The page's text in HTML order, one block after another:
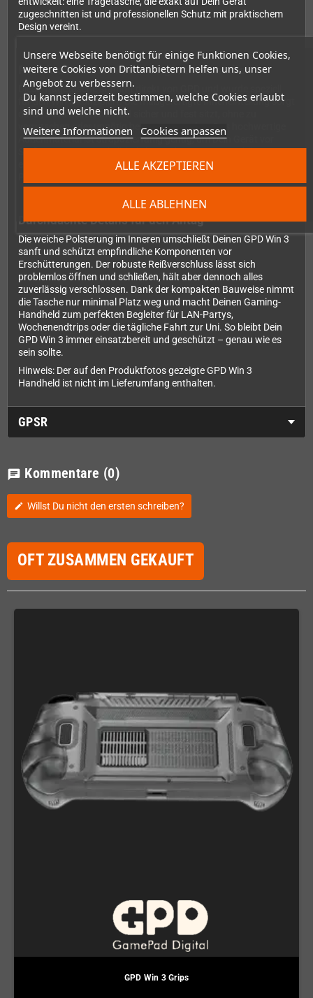
Unsere Webseite benötigt für einige Funktionen Cookies,
weitere Cookies von Drittanbietern helfen uns, unser
Angebot zu verbessern.
Du kannst jederzeit bestimmen, welche Cookies erlaubt
sind und welche nicht.
Weitere Informationen Cookies anpassen
ALLE ABLEHNEN
ALLE AKZEPTIEREN
zugeschnitten ist und professionellen Schutz mit praktischem
Design vereint.
Perfekte Passform vom Original-Hersteller
Diese Tragetasche stammt direkt von GPD und wurde speziell
für den Win 3 konzipiert. Die maßgefertigte Inneneinteilung sorgt
dafür, dass Dein Handheld sicher und fest sitzt, ohne zu
verrutschen oder unnötig bewegt zu werden. Das hochwertige
Außenmaterial ist strapazierfähig genug, um Dein Gerät vor
Stößen, Kratzern und alltäglichen Belastungen zu schützen –
egal ob Du ihn im Rucksack, in der Handtasche oder beim
Durchdachte Details für den Alltag
Die weiche Polsterung im Inneren umschließt Deinen GPD Win 3
sanft und schützt empfindliche Komponenten vor
Erschütterungen. Der robuste Reißverschluss lässt sich
problemlos öffnen und schließen, hält aber dennoch alles
zuverlässig verschlossen. Dank der kompakten Bauweise nimmt
die Tasche nur minimal Platz weg und macht Deinen Gaming-
Handheld zum perfekten Begleiter für LAN-Partys,
Wochenendtrips oder die tägliche Fahrt zur Uni. So bleibt Dein
GPD Win 3 immer einsatzbereit und geschützt – genau wie es
sein sollte.
Hinweis: Der auf den Produktfotos gezeigte GPD Win 3
Handheld ist nicht im Lieferumfang enthalten.
GPSR
chat Kommentare (0)
edit Willst Du nicht den ersten schreiben?
OFT ZUSAMMEN GEKAUFT
GPD Win 3 Grips